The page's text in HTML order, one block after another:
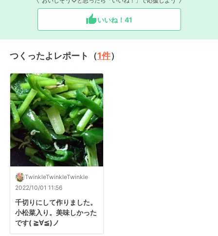
いいね！ 41
つくったよレポート（1件）
TwinkleTwinkleTwinkle
2022/10/01 11:56
千切りにして作りました。
小松菜入り。美味しかった
です( ≧∀≦)ノ